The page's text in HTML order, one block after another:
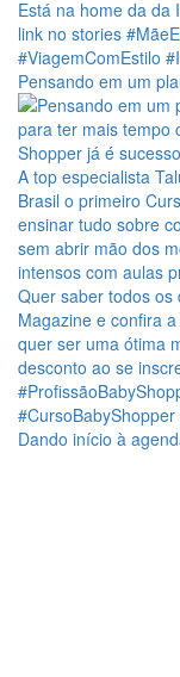
Pensando em um
Dando início à